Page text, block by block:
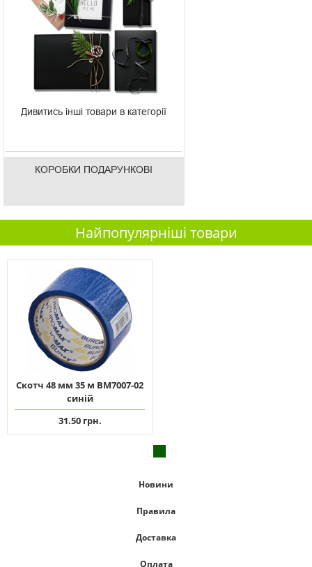
Дивитись інші товари в категорії
КОРОБКИ ПОДАРУНКОВІ
Найпопулярніші товари
Скотч 48 мм 35 м ВМ7007-02
синій
31.50 грн.
Новини
Правила
Доставка
Оплата